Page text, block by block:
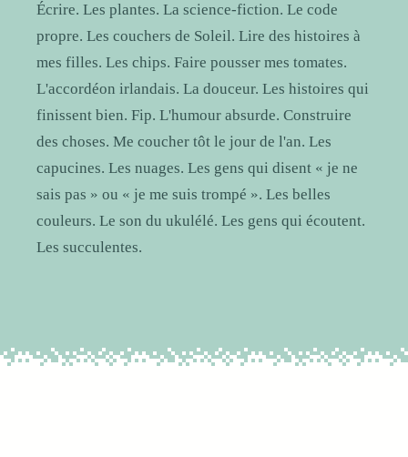
Écrire. Les plantes. La science-fiction. Le code
propre. Les couchers de Soleil. Lire des histoires à
mes filles. Les chips. Faire pousser mes tomates.
L'accordéon irlandais. La douceur. Les histoires qui
finissent bien. Fip. L'humour absurde. Construire
des choses. Me coucher tôt le jour de l'an. Les
capucines. Les nuages. Les gens qui disent « je ne
sais pas » ou « je me suis trompé ». Les belles
couleurs. Le son du ukulélé. Les gens qui écoutent.
Les succulentes.